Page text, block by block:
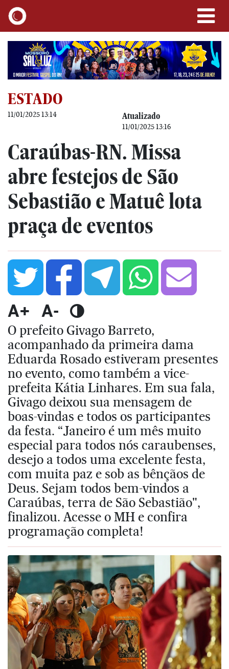
ESTADO
11/01/2025 13:14 Atualizado
11/01/2025 13:16
Caraúbas-RN. Missa
abre festejos de São
Sebastião e Matuê lota
praça de eventos
A+ A-
O prefeito Givago Barreto,
acompanhado da primeira dama
Eduarda Rosado estiveram presentes
no evento, como também a vice-
prefeita Kátia Linhares. Em sua fala,
Givago deixou sua mensagem de
boas-vindas e todos os participantes
da festa. “Janeiro é um mês muito
especial para todos nós caraubenses,
desejo a todos uma excelente festa,
com muita paz e sob as bênçãos de
Deus. Sejam todos bem-vindos a
Caraúbas, terra de São Sebastião",
finalizou. Acesse o MH e confira
programação completa!